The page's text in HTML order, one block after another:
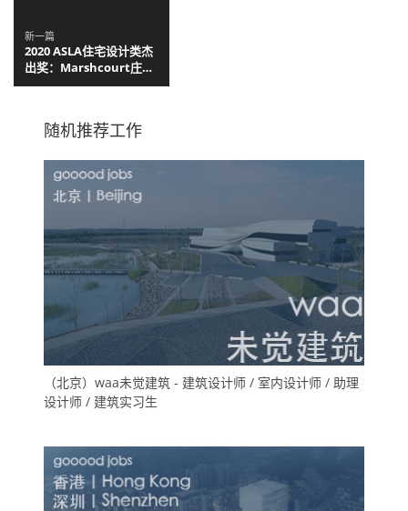
新一篇
2020 ASLA住宅设计类杰
出奖：Marshcourt庄园
景观修复，英国 / Reed
随机推荐工作
（北京）waa未觉建筑 - 建筑设计师 / 室内设计师 / 助理
设计师 / 建筑实习生